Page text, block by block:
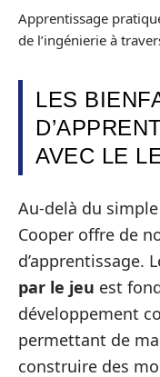
Apprentissage
de l’ingénierie à
LES
AVEC LE
Au-delà du
Cooper offre de
d’apprentissage.
par le jeu est
développement
permettant de
construire des